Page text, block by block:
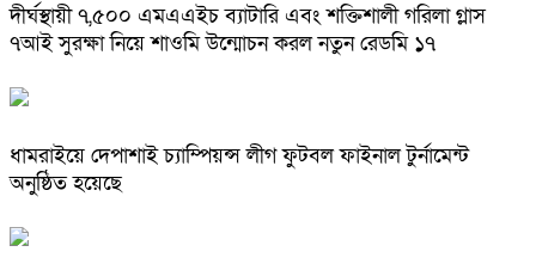
দীর্ঘস্থায়ী ৭,৫০০ এমএএইচ ব্যাটারি এবং শক্তিশালী গরিলা গ্লাস
৭আই সুরক্ষা নিয়ে শাওমি উন্মোচন করল নতুন রেডমি ১৭
ধামরাইয়ে দেপাশাই চ্যাম্পিয়ন্স লীগ ফুটবল ফাইনাল টুর্নামেন্ট
অনুষ্ঠিত হয়েছে